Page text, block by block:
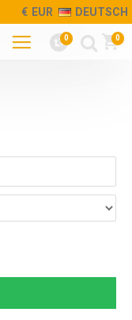
€ EUR DEUTSCH
0 0